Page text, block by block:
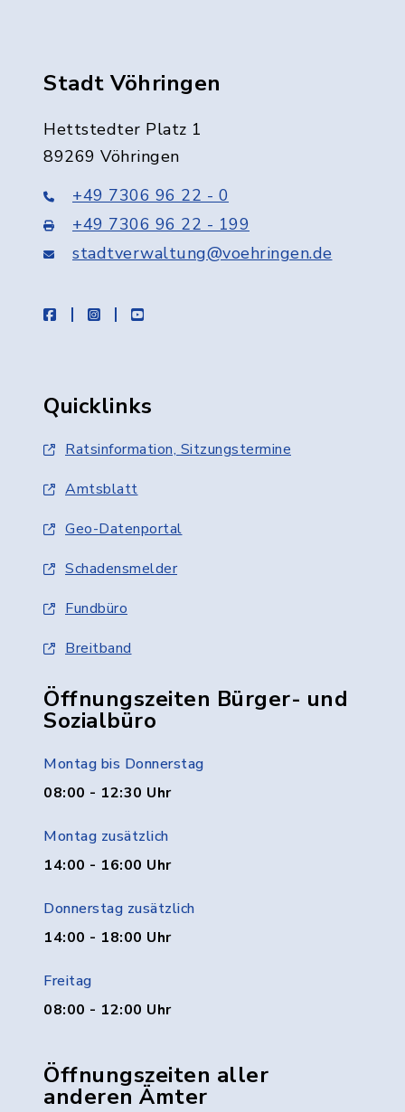
Stadt Vöhringen
Hettstedter Platz 1
89269 Vöhringen
+49 7306 96 22 - 0
+49 7306 96 22 - 199
stadtverwaltung@voehringen.de
facebookinstagramyoutube
Quicklinks
Ratsinformation, Sitzungstermine
Amtsblatt
Geo-Datenportal
Schadensmelder
Fundbüro
Breitband
Öffnungszeiten Bürger- und
Sozialbüro
Montag bis Donnerstag
08:00 - 12:30 Uhr
Montag zusätzlich
14:00 - 16:00 Uhr
Donnerstag zusätzlich
14:00 - 18:00 Uhr
Freitag
08:00 - 12:00 Uhr
Öffnungszeiten aller
anderen Ämter